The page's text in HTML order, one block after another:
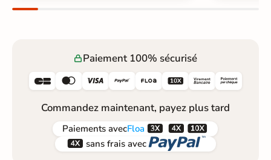
Paiement 100% sécurisé
     
Commandez maintenant, payez plus tard
Paiements avecFloa  
 sans frais avec 